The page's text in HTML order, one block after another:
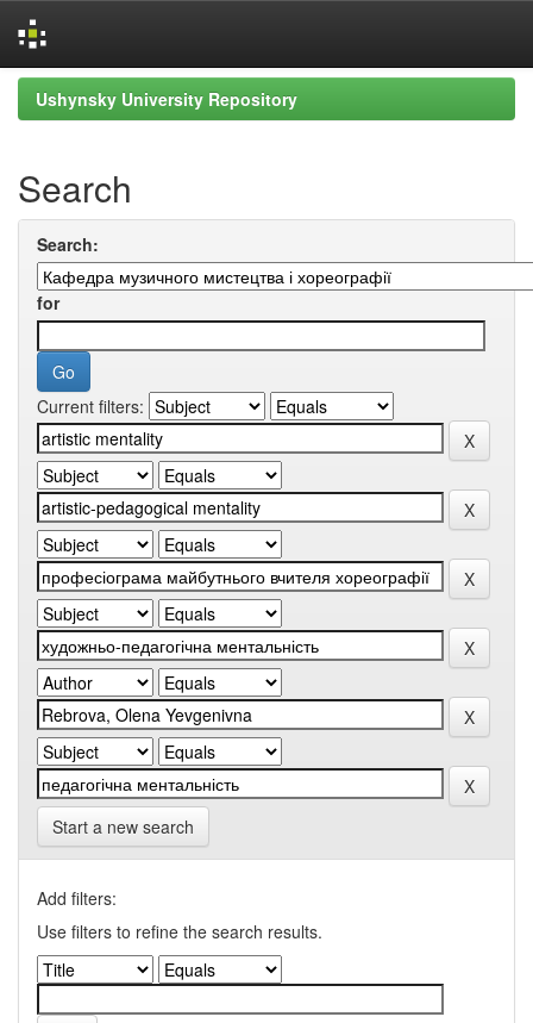
Skip
navigation
Ushynsky University Repository
Search
Search:
for
Current filters:
Start a new search
Add filters:
Use filters to refine the search results.